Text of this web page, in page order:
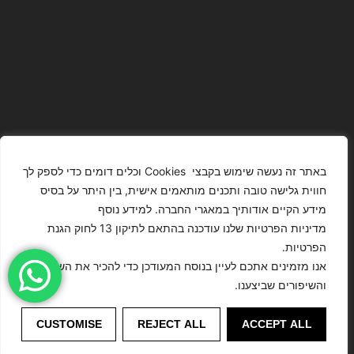
באתר זה נעשה שימוש בקבצי Cookies וכלים דומים כדי לספק לך
חווית גלישה טובה ותכנים מותאמים אישית, בין היתר על בסיס
מידע הקיים אודותיך במאגרי החברה. למידע נוסף
מדיניות הפרטיות שלנו עודכנה בהתאם לתיקון 13 לחוק הגנת
הפרטיות.
אנו מזמינים אתכם לעיין בנוסח המעודכן כדי להכיר את השינויים
והשיפורים שביצענו.
CUSTOMISE REJECT ALL ACCEPT ALL
Presented On
This Website
Have Been
Digitally
Enhanced Or
Modified.
MODELS
הזכויות שמורות
הפרטיות
הצהרת נגישות